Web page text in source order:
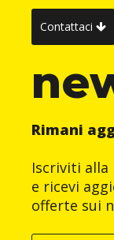
Contattaci
Rimani
Iscriviti
e ricevi
offerte sui